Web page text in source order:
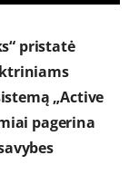
pristatė
„Active
pagerina